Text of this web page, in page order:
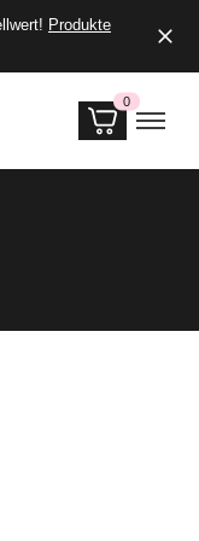
Produkte
0 Produkte